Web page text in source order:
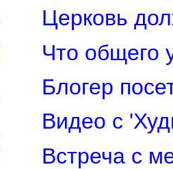
Церковь
Что общего
Блогер
Видео с
Встреча с